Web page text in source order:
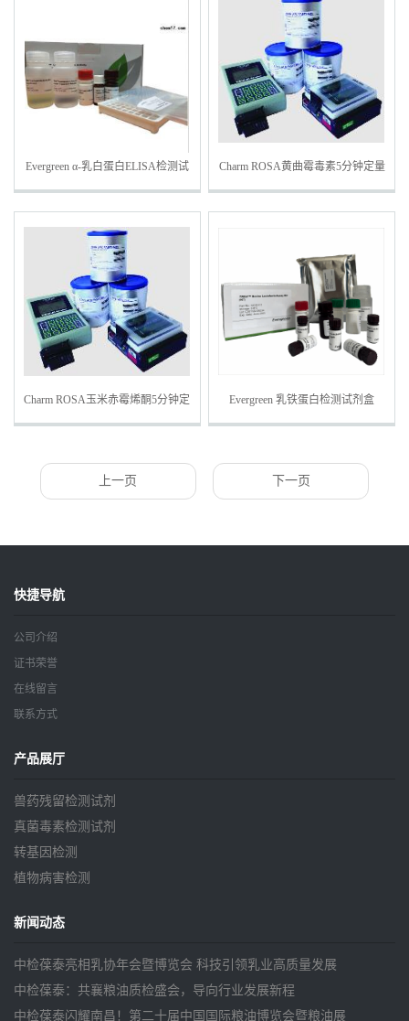
Evergreen α-乳白蛋白ELISA检测试
剂盒
Charm ROSA黄曲霉毒素5分钟定量
检测条-行业标准
Charm ROSA玉米赤霉烯酮5分钟定
量检测条-行业标准
Evergreen 乳铁蛋白检测试剂盒
上一页 下一页
快捷导航
公司介绍
证书荣誉
在线留言
联系方式
产品展厅
兽药残留检测试剂
真菌毒素检测试剂
转基因检测
植物病害检测
新闻动态
中检葆泰亮相乳协年会暨博览会 科技引领乳业高质量发展
中检葆泰：共襄粮油质检盛会，导向行业发展新程
中检葆泰闪耀南昌！第二十届中国国际粮油博览会暨粮油展